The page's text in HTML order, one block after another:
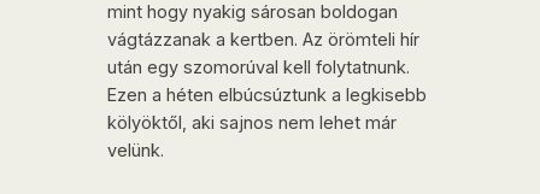
mint hogy nyakig sárosan boldogan
vágtázzanak a kertben. Az örömteli hír
után egy szomorúval kell folytatnunk.
Ezen a héten elbúcsúztunk a legkisebb
kölyöktől, aki sajnos nem lehet már
velünk.